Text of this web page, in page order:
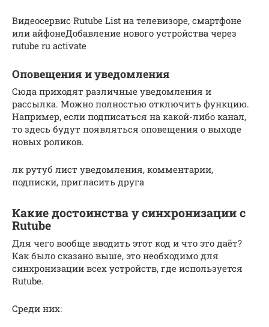
Видеосервис Rutube List на телевизоре, смартфоне
или айфонеДобавление нового устройства через
rutube ru activate
Оповещения и уведомления
Сюда приходят различные уведомления и
рассылка. Можно полностью отключить функцию.
Например, если подписаться на какой-либо канал,
то здесь будут появляться оповещения о выходе
новых роликов.
лк рутуб лист уведомления, комментарии,
подписки, пригласить друга
Какие достоинства у синхронизации с
Rutube
Для чего вообще вводить этот код и что это даёт?
Как было сказано выше, это необходимо для
синхронизации всех устройств, где используется
Rutube.
Среди них: